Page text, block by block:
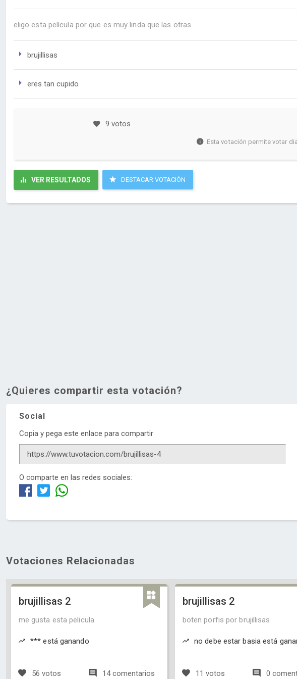
eligo esta película por que es muy linda que las otras
brujillisas
eres tan cupido
9 votos
Esta votación permite votar
VER RESULTADOS DESTACAR VOTACIÓN
¿Quieres compartir esta votación?
Social
Copia y pega este enlace para compartir
O comparte en las redes sociales:
Votaciones Relacionadas
brujillisas 2
me gusta esta pelicula
*** está ganando
56 votos 14 comentarios
brujillisas 2
boten porfis por brujillisas
no debe estar basia está
11 votos 0